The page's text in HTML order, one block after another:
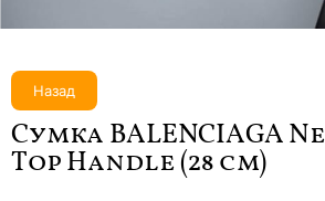
Назад
Сумка BALENCIAGA
Top Handle (28 см)